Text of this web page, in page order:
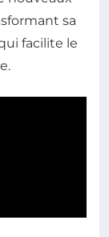
sa
facilite le